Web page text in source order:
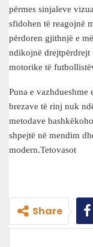
përmes sinjaleve
sfidohen të reagojnë
përdoren gjithnjë e
ndikojnë
motorike të
Puna e
brezave të rinj nuk
metodave
shpejtë në mendim
modern.Tetovasot
Share